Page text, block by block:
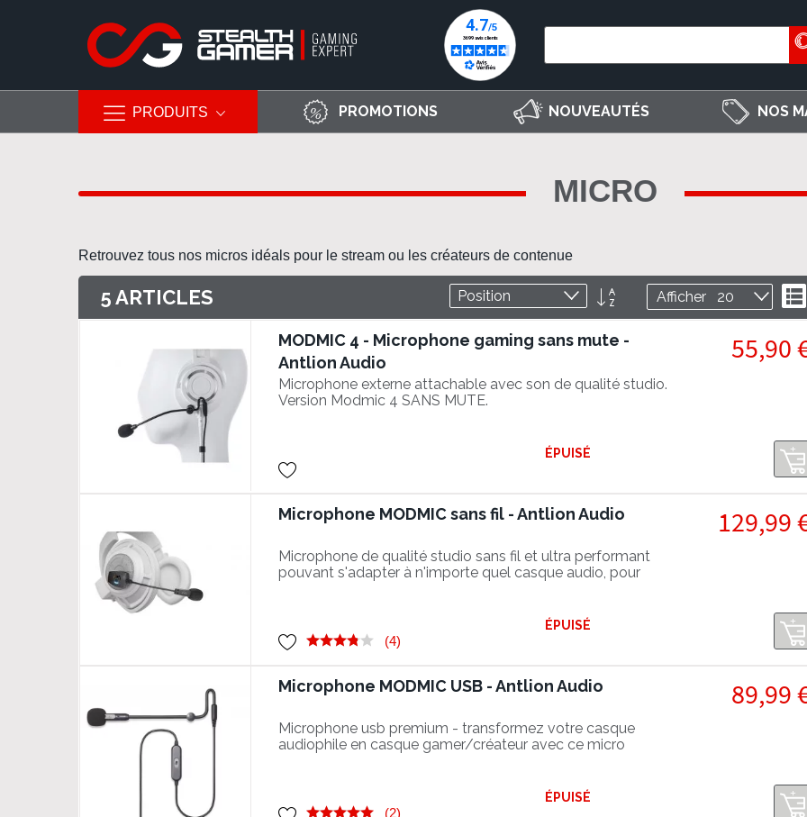
PRODUITS PROMOTIONS NOUVEAUTÉS NOS
MICRO
Retrouvez tous nos micros idéals pour le stream ou les créateurs de contenue
5ARTICLES Par
ordre
Afficher
MODMIC 4 - Microphone gaming sans mute -
Antlion Audio
Microphone externe attachable avec son de qualité studio.
Version Modmic 4 SANS MUTE.
55,90
ÉPUISÉ
Microphone MODMIC sans fil - Antlion Audio
Microphone de qualité studio sans fil et ultra performant
pouvant s'adapter à n'importe quel casque audio, pour
129,99
(4)
ÉPUISÉ
Microphone MODMIC USB - Antlion Audio
Microphone usb premium - transformez votre casque
audiophile en casque gamer/créateur avec ce micro
89,99
(2)
ÉPUISÉ